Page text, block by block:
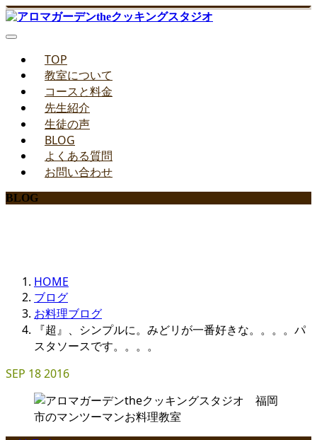
TOP
教室について
コースと料金
先生紹介
生徒の声
BLOG
よくある質問
お問い合わせ
BLOG
HOME
ブログ
お料理ブログ
『超』、シンプルに。みどリが一番好きな。。。。パ
スタソースです。。。。
SEP 182016